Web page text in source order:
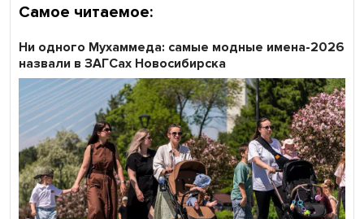
Самое читаемое:
Ни одного Мухаммеда: самые модные имена-2026
назвали в ЗАГСах Новосибирска